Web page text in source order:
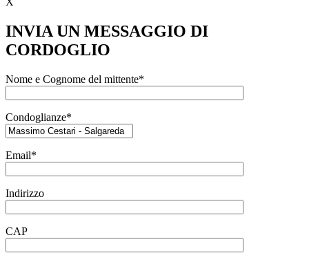
INVIA UN MESSAGGIO DI
CORDOGLIO
Nome e Cognome del mittente*
Condoglianze*
Email*
Indirizzo
CAP